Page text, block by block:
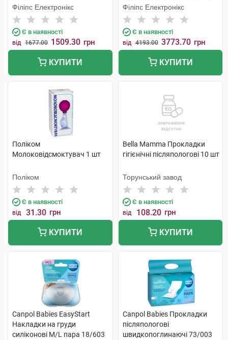
Філіпс Електронікс
Є в наявності
від 1677.00 1509.30 грн
КУПИТИ
шт
Філіпс Електронікс
Є в наявності
від 4193.00 3773.70 грн
КУПИТИ
Поліком
Молоковідсмоктувач 1 шт
Поліком
Є в наявності
від 31.30 грн
КУПИТИ
Bella Мamma Прокладки
гiгiєнiчнi післяпологові 10 шт
Торунський завод
Є в наявності
від 108.20 грн
КУПИТИ
Canpol Babies EasyStart
Накладки на груди
силіконові M/L пара 18/603
Canpol Babies Прокладки
післяпологові
швидкопоглинаючі 73/003